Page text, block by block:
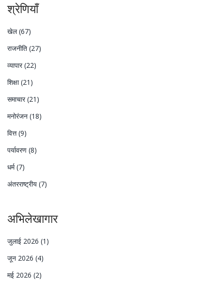
श्रेणियाँ
खेल(67)
राजनीति (27)
व्यापार(22)
शिक्षा(21)
समाचार(21)
मनोरंजन (18)
वित्त(9)
पर्यावरण (8)
धर्म(7)
अंतरराष्ट्रीय (7)
अभिलेखागार
जुलाई 2026 (1)
जून 2026 (4)
मई 2026 (2)